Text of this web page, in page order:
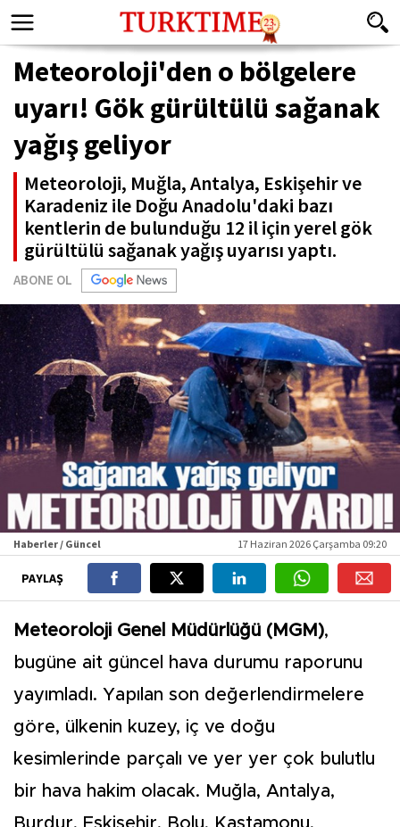
Meteoroloji'den o bölgelere
uyarı! Gök gürültülü sağanak
yağış geliyor
Meteoroloji, Muğla, Antalya, Eskişehir ve
Karadeniz ile Doğu Anadolu'daki bazı
kentlerin de bulunduğu 12 il için yerel gök
gürültülü sağanak yağış uyarısı yaptı.
ABONE OL
Haberler / Güncel 17 Haziran 2026 Çarşamba 09:20
PAYLAŞ
Meteoroloji Genel Müdürlüğü (MGM),
bugüne ait güncel hava durumu raporunu
yayımladı. Yapılan son değerlendirmelere
göre, ülkenin kuzey, iç ve doğu
kesimlerinde parçalı ve yer yer çok bulutlu
bir hava hakim olacak. Muğla, Antalya,
Burdur, Eskişehir, Bolu, Kastamonu,